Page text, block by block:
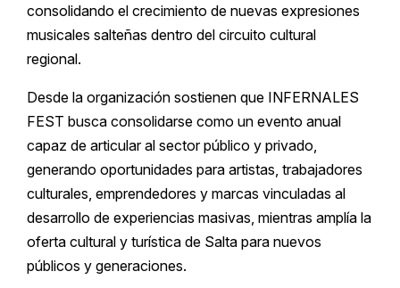
consolidando el crecimiento de nuevas expresiones
musicales salteñas dentro del circuito cultural
regional.
Desde la organización sostienen que INFERNALES
FEST busca consolidarse como un evento anual
capaz de articular al sector público y privado,
generando oportunidades para artistas, trabajadores
culturales, emprendedores y marcas vinculadas al
desarrollo de experiencias masivas, mientras amplía la
oferta cultural y turística de Salta para nuevos
públicos y generaciones.